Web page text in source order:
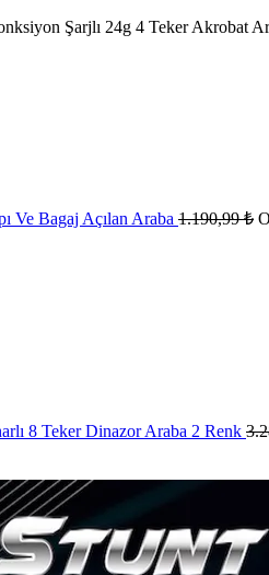
Şarjlı 24g 4 Teker Akrobat
Ve Bagaj Açılan Araba 1.190,99₺
8 Teker Dinazor Araba 2 Renk